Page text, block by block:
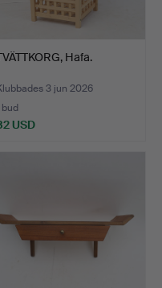
Hafa.
3 jun 2026
bud
USD